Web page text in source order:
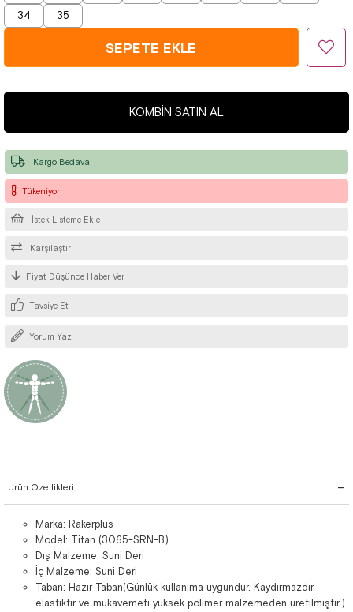
34
35
KOMBIN SATIN AL
Tükeniyor
İstek Listeme Ekle
Karşılaştır
Fiyat Düşünce Haber Ver
Kargo Bedava
Tavsiye Et
Yorum Yaz
Ürün Özellikleri
Marka: Rakerplus
Model: Titan (3065-SRN-B)
Dış Malzeme: Suni Deri
İç Malzeme: Suni Deri
Taban: Hazır Taban(Günlük kullanıma uygundur. Kaydırmazdır,
elastiktir ve mukavemeti yüksek polimer malzemeden üretilmiştir.)